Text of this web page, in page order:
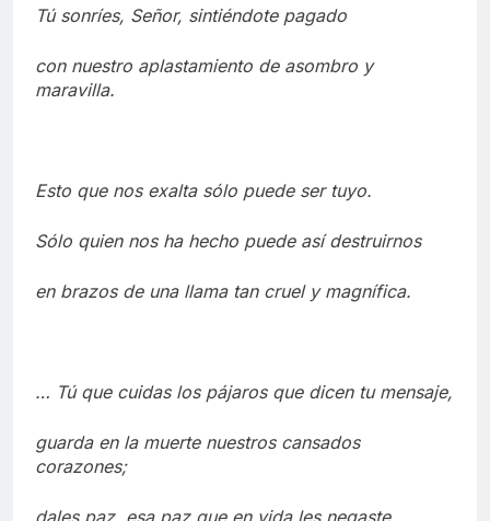
Tú sonríes, Señor, sintiéndote pagado
con nuestro aplastamiento de asombro y
maravilla.
Esto que nos exalta sólo puede ser tuyo.
Sólo quien nos ha hecho puede así destruirnos
en brazos de una llama tan cruel y magnífica.
… Tú que cuidas los pájaros que dicen tu mensaje,
guarda en la muerte nuestros cansados
corazones;